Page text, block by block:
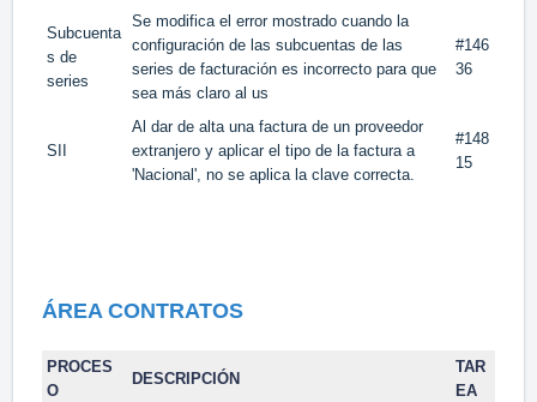
Subcuenta
s de
series
Se modifica el error mostrado cuando la
configuración de las subcuentas de las
series de facturación es incorrecto para que
sea más claro al us
#146
36
SII
Al dar de alta una factura de un proveedor
extranjero y aplicar el tipo de la factura a
'Nacional', no se aplica la clave correcta.
#148
15
ÁREA CONTRATOS
PROCES
O
DESCRIPCIÓN
TAR
EA